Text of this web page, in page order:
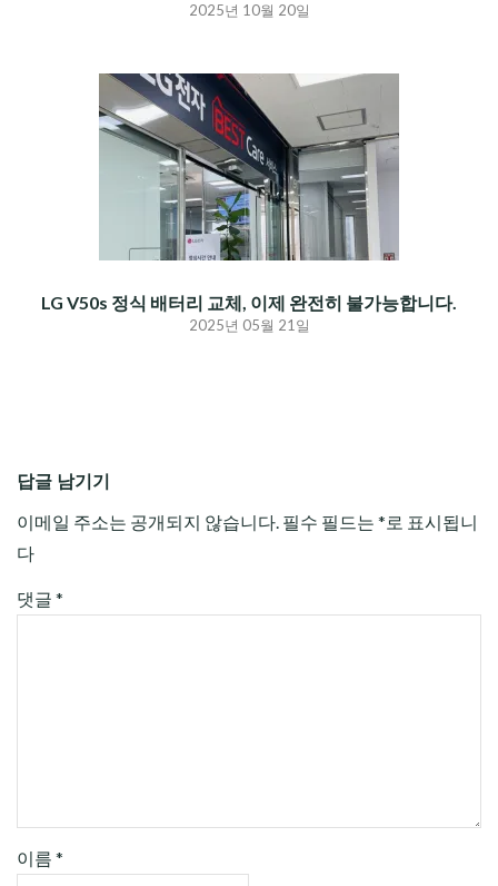
2025년 10월 20일
LG V50s 정식 배터리 교체, 이제 완전히 불가능합니다.
2025년 05월 21일
답글 남기기
이메일 주소는 공개되지 않습니다. 필수 필드는 * 로 표시됩니
다
댓글 *
이름 *